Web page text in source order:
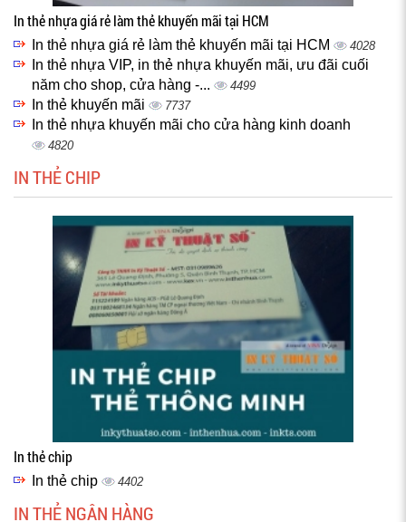
In thẻ nhựa giá rẻ làm thẻ khuyến mãi tại HCM
In thẻ nhựa giá rẻ làm thẻ khuyến mãi tại HCM 4028
In thẻ nhựa VIP, in thẻ nhựa khuyến mãi, ưu đãi cuối
năm cho shop, cửa hàng -...
4499
In thẻ khuyến mãi 7737
In thẻ nhựa khuyến mãi cho cửa hàng kinh doanh
4820
IN THẺ CHIP
In thẻ chip
In thẻ chip 4402
IN THẺ NGÂN HÀNG